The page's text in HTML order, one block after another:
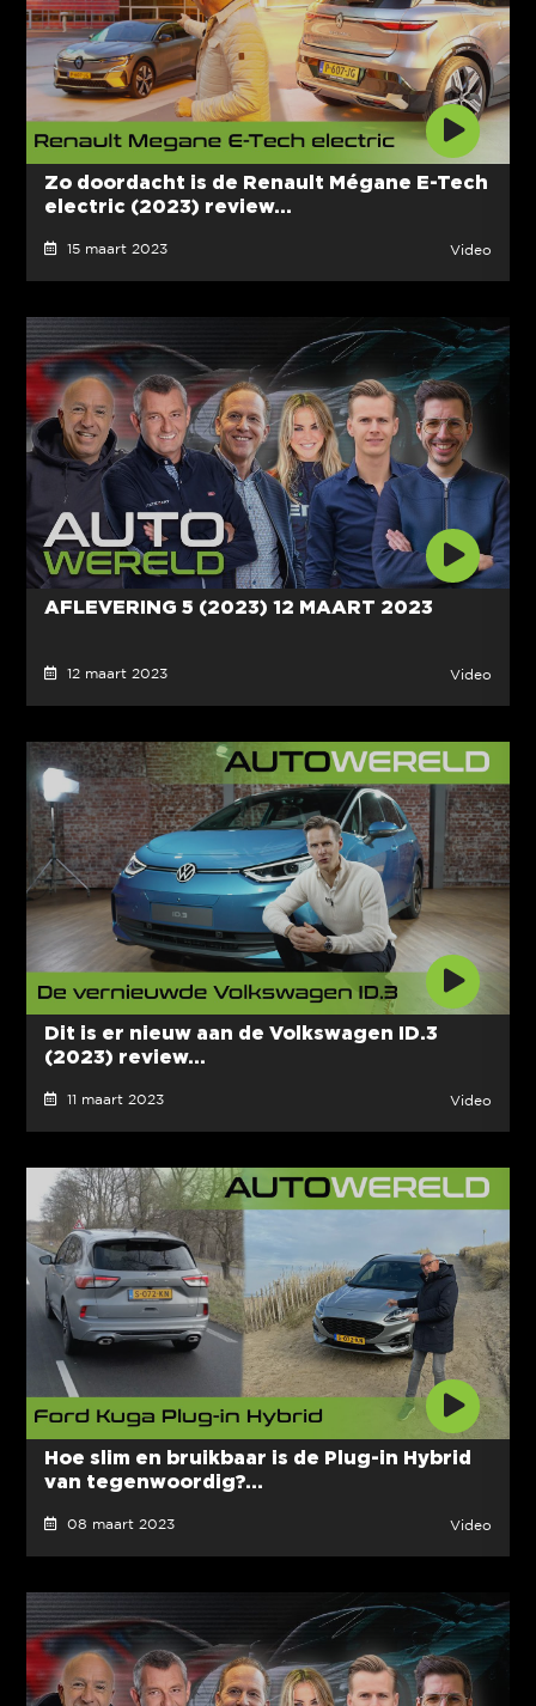
Zo doordacht is de Renault Mégane E-Tech
electric (2023) review...
15 maart 2023 Video
AFLEVERING 5 (2023) 12 MAART 2023
12 maart 2023 Video
Dit is er nieuw aan de Volkswagen ID.3
(2023) review...
11 maart 2023 Video
Hoe slim en bruikbaar is de Plug-in Hybrid
van tegenwoordig?...
08 maart 2023 Video